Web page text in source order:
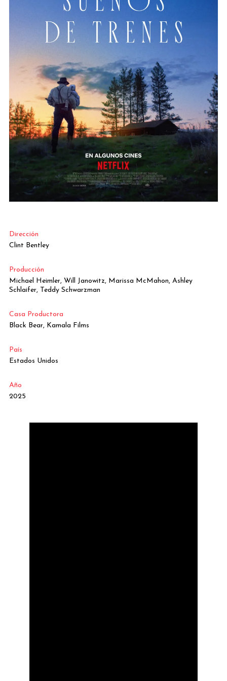
Dirección
Clint Bentley
Producción
Michael Heimler, Will Janowitz, Marissa McMahon, Ashley
Schlaifer, Teddy Schwarzman
Casa Productora
Black Bear, Kamala Films
País
Estados Unidos
Año
2025